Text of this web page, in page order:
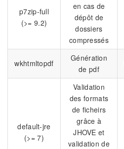
p7zip-full
(>= 9.2)
en cas de
dépôt de
dossiers
compressés
wkhtmltopdf
Génération
de pdf
default-jre
(>= 7)
Validation
des formats
de ficheirs
grâce à
JHOVE et
validation de